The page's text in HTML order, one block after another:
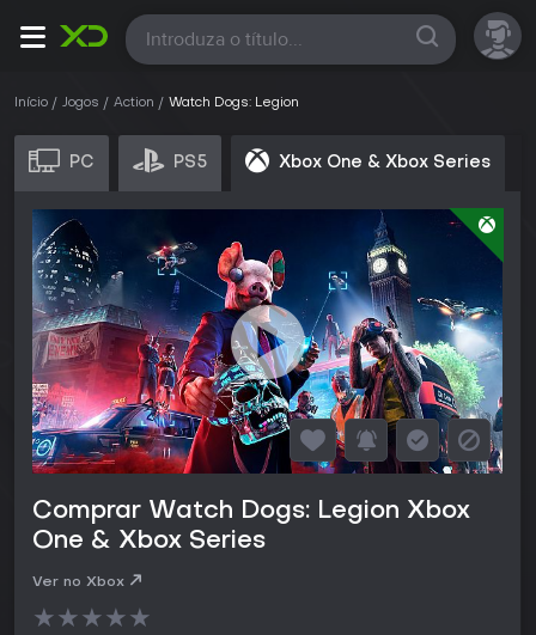
Todas
Início Jogos Action Watch Dogs: Legion
PC PS5 Xbox One & Xbox Series
Comprar Watch Dogs: Legion Xbox
One & Xbox Series
Ver no Xbox
★★★★★